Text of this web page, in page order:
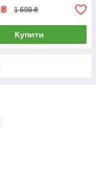
₴ 1 698 ₴
Купити